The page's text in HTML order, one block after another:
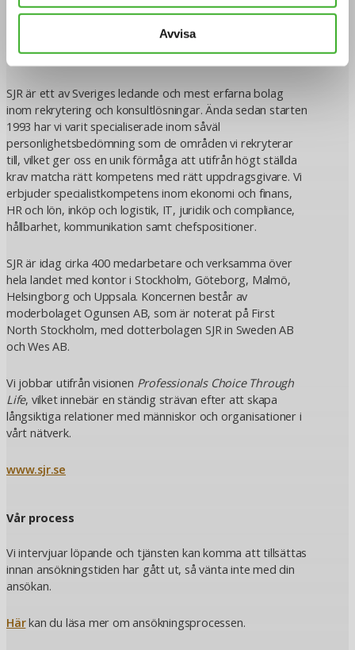
Avvisa
Om SJR
SJR är ett av Sveriges ledande och mest erfarna bolag
inom rekrytering och konsultlösningar. Ända sedan starten
1993 har vi varit specialiserade inom såväl
personlighetsbedömning som de områden vi rekryterar
till, vilket ger oss en unik förmåga att utifrån högt ställda
krav matcha rätt kompetens med rätt uppdragsgivare. Vi
erbjuder specialistkompetens inom ekonomi och finans,
HR och lön, inköp och logistik, IT, juridik och compliance,
hållbarhet, kommunikation samt chefspositioner.
SJR är idag cirka 400 medarbetare och verksamma över
hela landet med kontor i Stockholm, Göteborg, Malmö,
Helsingborg och Uppsala. Koncernen består av
moderbolaget Ogunsen AB, som är noterat på First
North Stockholm, med dotterbolagen SJR in Sweden AB
och Wes AB.
Vi jobbar utifrån visionen Professionals Choice Through
Life, vilket innebär en ständig strävan efter att skapa
långsiktiga relationer med människor och organisationer i
vårt nätverk.
www.sjr.se
Vår process
Vi intervjuar löpande och tjänsten kan komma att tillsättas
innan ansökningstiden har gått ut, så vänta inte med din
ansökan.
Härkan du läsa mer om ansökningsprocessen.